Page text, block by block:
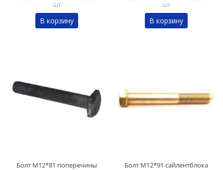
шт
В корзину
шт
В корзину
Болт М12*81 поперечины
Болт М12*91 сайлентблока